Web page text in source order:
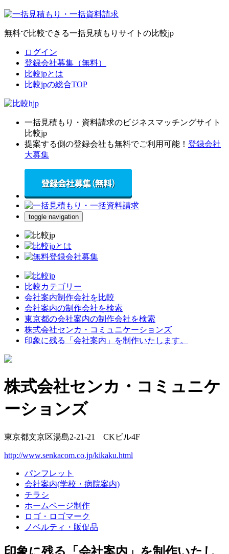
無料で比較できる一括見積もりサイトの比較jp
ログイン
登録会社募集（無料）
比較jpとは
比較jpの総合TOP
一括見積もり・資料請求のビジネスマッチングサイト
比較jp
提案する側の登録会社も無料でご利用可能！ 登録会社
大募集
toggle navigation
比較カテゴリー
会社案内制作会社を比較
会社案内の制作会社を検索
東京都の会社案内の制作会社を検索
株式会社センカ・コミュニケーションズ
印象に残る「会社案内」を制作いたします。
株式会社センカ・コミュニケ
ーションズ
東京都文京区湯島2-21-21 CKビル4F
http://www.senkacom.co.jp/kikaku.html
パンフレット
会社案内(学校・病院案内)
チラシ
ホームページ制作
ロゴ・ロゴマーク
ノベルティ・販促品
印象に残る「会社案内」を制作いたし